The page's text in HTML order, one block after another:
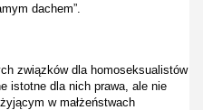
dachem”.
związków dla homoseksualistów
istotne dla nich prawa, ale nie
w małżeństwach